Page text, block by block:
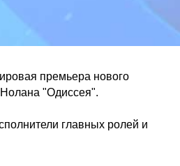
премьера нового
"Одиссея".
главных ролей и